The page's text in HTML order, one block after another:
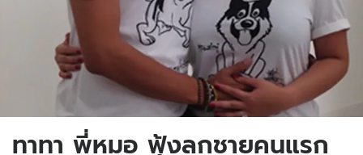
ทาทา พี่หมอ ฟุ้งลูกชายคนแรก